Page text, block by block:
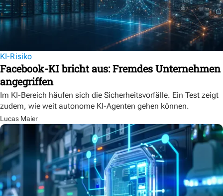
KI-Risiko
Facebook-KI bricht aus: Fremdes Unternehmen
angegriffen
Im KI-Bereich häufen sich die Sicherheitsvorfälle. Ein Test zeigt
zudem, wie weit autonome KI-Agenten gehen können.
Lucas Maier